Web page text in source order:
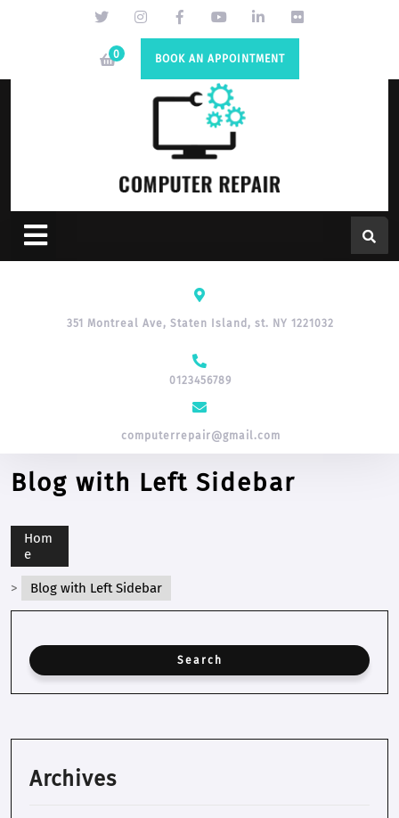
0 BOOK AN APPOINTMENT
351 Montreal Ave, Staten Island, st. NY 1221032
0123456789
computerrepair@gmail.com
Blog with Left Sidebar
Hom
e
> Blog with Left Sidebar
Archives